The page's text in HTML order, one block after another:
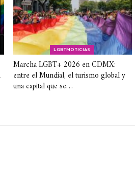
LGBTNOTICIAS
Marcha LGBT+ 2026 en CDMX:
entre el Mundial, el turismo global y
una capital que se…